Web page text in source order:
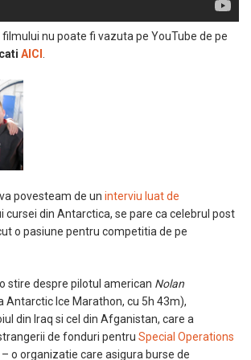
filmului nu poate fi vazuta pe YouTube de pe
AICI
povesteam de un interviu luat de
cursei din Antarctica, se pare ca celebrul post
o pasiune pentru competitia de pe
stire despre pilotul american Nolan
Antarctic Ice Marathon, cu 5h 43m),
din Iraq si cel din Afganistan, care a
de fonduri pentru Special Operations
– o organizatie care asigura burse de